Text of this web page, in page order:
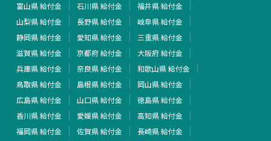
富山県 給付金
石川県 給付金
福井県 給付金
山梨県 給付金
長野県 給付金
岐阜県 給付金
静岡県 給付金
愛知県 給付金
三重県 給付金
滋賀県 給付金
京都府 給付金
大阪府 給付金
兵庫県 給付金
奈良県 給付金
和歌山県 給付金
鳥取県 給付金
島根県 給付金
岡山県 給付金
広島県 給付金
山口県 給付金
徳島県 給付金
香川県 給付金
愛媛県 給付金
高知県 給付金
福岡県 給付金
佐賀県 給付金
長崎県 給付金